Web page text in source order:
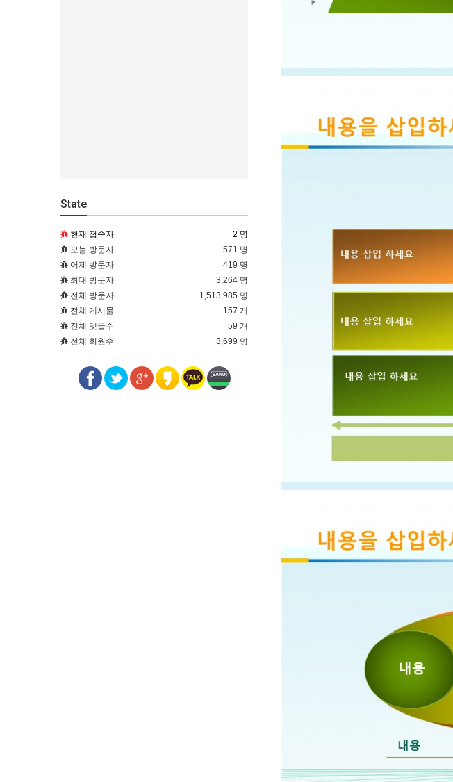
State
현재 접속자
2 명
오늘 방문자
571 명
어제 방문자
419 명
최대 방문자
3,264 명
전체 방문자
1,513,985 명
전체 게시물
157 개
전체 댓글수
59 개
전체 회원수
3,699 명